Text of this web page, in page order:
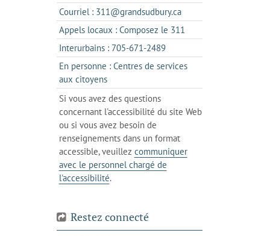
dans
un
nouvel
Courriel : 311@grandsudbury.cas'ouvre
dans
votre
de
Appels locaux : Composez le 311
dans
un
client
téléphone
Interurbains : 705-671-2489s'ouvre
dans
client
votre
En personne : Centres de services
aux citoyenss'ouvre
dans
l'onglet
actuel
Si vous avez des questions
concernant l'accessibilité du site Web
ou si vous avez besoin de
renseignements dans un format
accessible, veuillez communiquer
avec le personnel chargé de
l'accessibilité.
Restez connecté